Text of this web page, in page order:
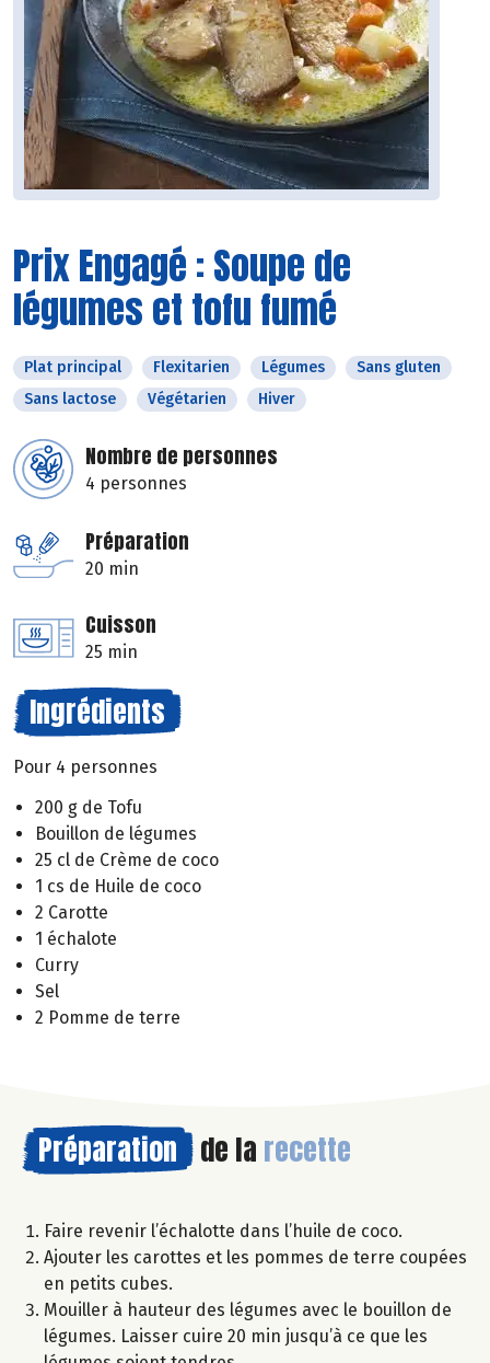
Prix Engagé : Soupe de
légumes et tofu fumé
Plat principal Flexitarien Légumes
Sans gluten
Sans lactose
Végétarien Hiver
Nombre de personnes
4 personnes
Préparation
20 min
Cuisson
25 min
Ingrédients
Pour 4 personnes
200 g de Tofu
Bouillon de légumes
25 cl de Crème de coco
1 cs de Huile de coco
2 Carotte
1 échalote
Curry
Sel
2 Pomme de terre
Préparation de la recette
Faire revenir l’échalotte dans l’huile de coco.
Ajouter les carottes et les pommes de terre coupées
en petits cubes.
Mouiller à hauteur des légumes avec le bouillon de
légumes. Laisser cuire 20 min jusqu’à ce que les